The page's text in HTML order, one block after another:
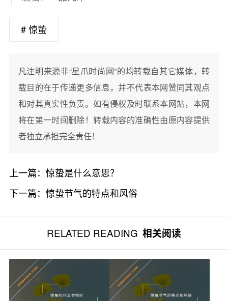
# 惊蛰
凡注明来源非“星爪时尚网”的均转载自其它媒体，转
载目的在于传递更多信息，并不代表本网赞同其观点
和对其真实性负责。如有侵权及时联系本网站，本网
将在第一时间删除！转载内容的准确性由原内容提供
者独立承担完全责任！
上一篇： 惊蛰是什么意思？
下一篇： 惊蛰节气的特点和风俗
RELATED READING 相关阅读